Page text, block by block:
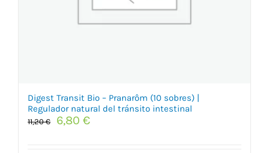
Digest Transit Bio – Pranarôm (10 sobres) |
Regulador natural del tránsito intestinal
11,20€
El
6,80 €El